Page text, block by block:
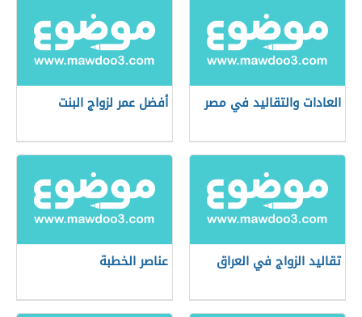
العادات والتقاليد في مصر أفضل عمر لزواج البنت
تقاليد الزواج في العراق عناصر الخطبة